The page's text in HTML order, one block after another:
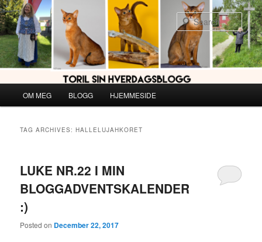
Skip
to
primary
content
Skip
to
secondary
content
OM MEG BLOGG HJEMMESIDE
TAG ARCHIVES:HALLELUJAHKORET
LUKE NR.22 I MIN
BLOGGADVENTSKALENDER
:)
Posted on December 22, 2017